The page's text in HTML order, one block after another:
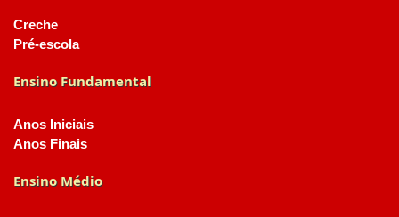
Creche
Pré-escola
Ensino Fundamental
Anos Iniciais
Anos Finais
Ensino Médio